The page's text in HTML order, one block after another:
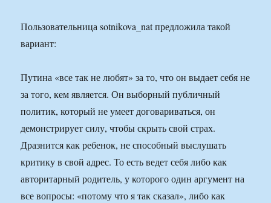
Пользовательница sotnikova_nat предложила такой
вариант:
Путина «все так не любят» за то, что он выдает себя не
за того, кем является. Он выборный публичный
политик, который не умеет договариваться, он
демонстрирует силу, чтобы скрыть свой страх.
Дразнится как ребенок, не способный выслушать
критику в свой адрес. То есть ведет себя либо как
авторитарный родитель, у которого один аргумент на
все вопросы: «потому что я так сказал», либо как